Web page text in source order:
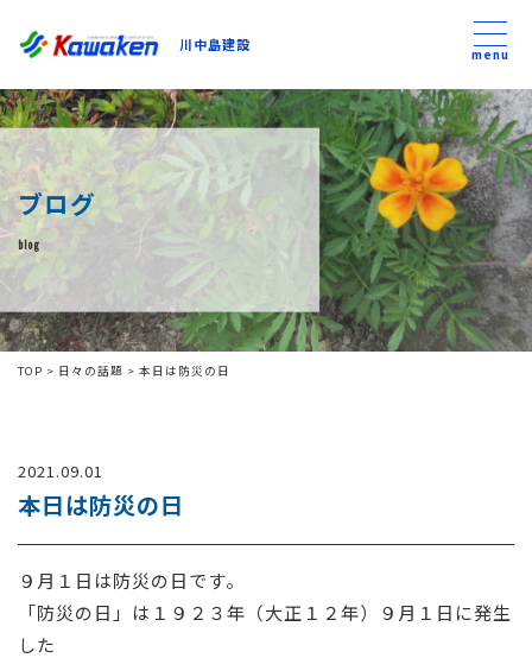
川中島建設
川中島建設
トップ
トピックス
事業内容
私たちについて
コンテンツ
採用情報
お問い合わせ
menu
ブログ
blog
TOP > 日々の話題 > 本日は防災の日
2021.09.01
本日は防災の日
９月１日は防災の日です。
「防災の日」は１９２３年（大正１２年）９月１日に発生
した